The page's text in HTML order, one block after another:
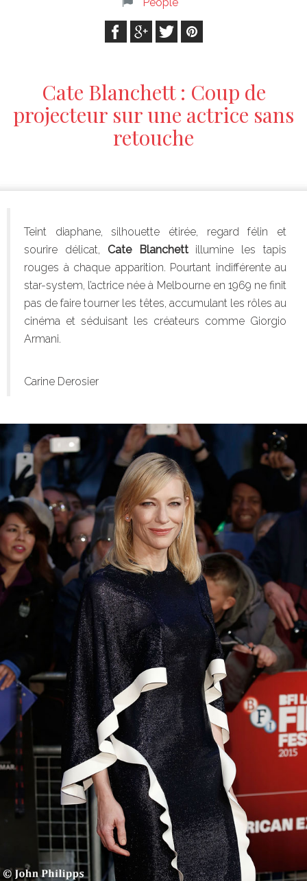
Cate Blanchett : Coup de
projecteur sur une actrice sans
retouche
Teint diaphane, silhouette étirée, regard félin et
sourire délicat, Cate Blanchettillumine les tapis
rouges à chaque apparition. Pourtant indifférente au
star-system, l’actrice née à Melbourne en 1969 ne finit
pas de faire tourner les têtes, accumulant les rôles au
cinéma et séduisant les créateurs comme Giorgio
Armani.
Carine Derosier